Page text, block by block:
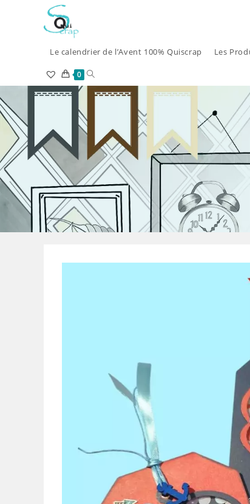
Le calendrier de l’Avent 100% Quiscrap Les
0 Toggle
website
search